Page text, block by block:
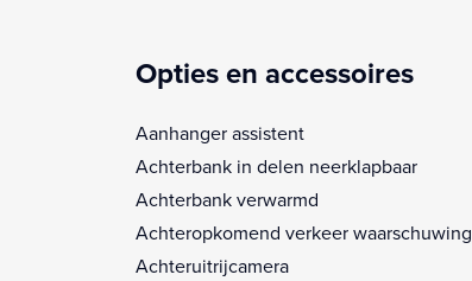
Opties en accessoires
Aanhanger assistent
Achterbank in delen neerklapbaar
Achterbank verwarmd
Achteropkomend verkeer waarschuwing
Achteruitrijcamera